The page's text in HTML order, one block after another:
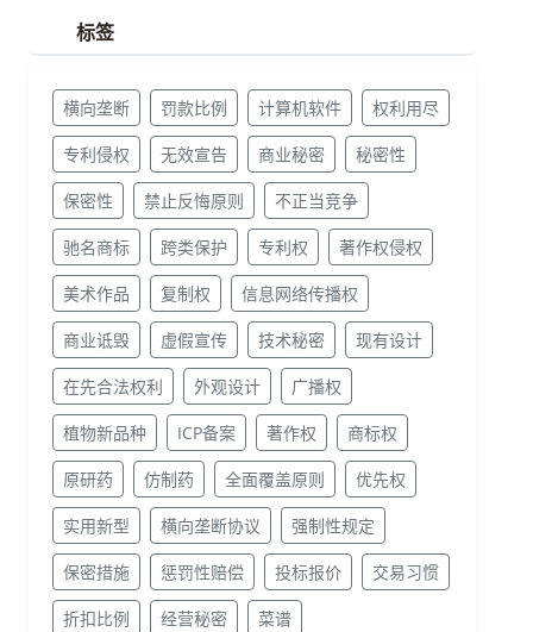
标签
横向垄断 罚款比例 计算机软件 权利用尽
专利侵权 无效宣告 商业秘密 秘密性
保密性 禁止反悔原则 不正当竞争
驰名商标 跨类保护 专利权 著作权侵权
美术作品 复制权 信息网络传播权
商业诋毁 虚假宣传 技术秘密 现有设计
在先合法权利 外观设计 广播权
植物新品种 ICP备案 著作权 商标权
原研药 仿制药 全面覆盖原则 优先权
实用新型 横向垄断协议 强制性规定
保密措施 惩罚性赔偿 投标报价 交易习惯
折扣比例 经营秘密 菜谱